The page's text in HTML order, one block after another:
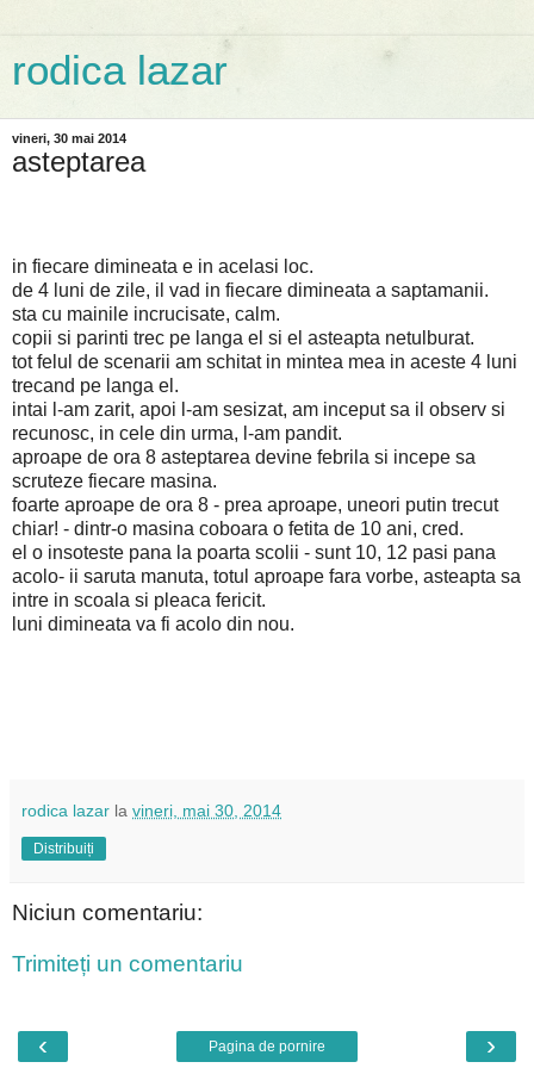
rodica lazar
vineri, 30 mai 2014
asteptarea
in fiecare dimineata e in acelasi loc.
de 4 luni de zile, il vad in fiecare dimineata a saptamanii.
sta cu mainile incrucisate, calm.
copii si parinti trec pe langa el si el asteapta netulburat.
tot felul de scenarii am schitat in mintea mea in aceste 4 luni
trecand pe langa el.
intai l-am zarit, apoi l-am sesizat, am inceput sa il observ si
recunosc, in cele din urma, l-am pandit.
aproape de ora 8 asteptarea devine febrila si incepe sa
scruteze fiecare masina.
foarte aproape de ora 8 - prea aproape, uneori putin trecut
chiar! - dintr-o masina coboara o fetita de 10 ani, cred.
el o insoteste pana la poarta scolii - sunt 10, 12 pasi pana
acolo- ii saruta manuta, totul aproape fara vorbe, asteapta sa
intre in scoala si pleaca fericit.
luni dimineata va fi acolo din nou.
rodica lazar la vineri, mai 30, 2014
Distribuiți
Niciun comentariu:
Trimiteți un comentariu
‹ ›
Pagina de pornire